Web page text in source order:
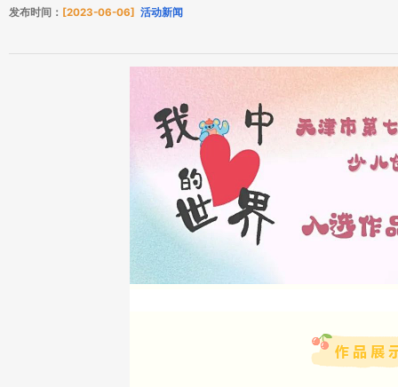
发布时间： [2023-06-06] 活动新闻